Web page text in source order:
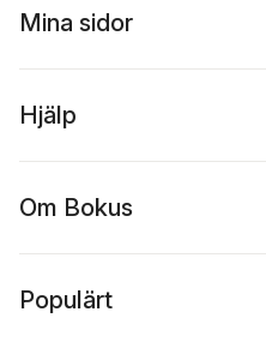
Mina sidor
Hjälp
Om Bokus
Populärt